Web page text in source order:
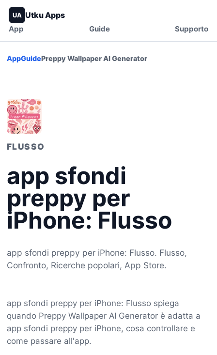
UA Utku Apps
App Guide Supporto
AppGuidePreppy Wallpaper AI Generator
FLUSSO
app sfondi
preppy per
iPhone: Flusso
app sfondi preppy per iPhone: Flusso. Flusso,
Confronto, Ricerche popolari, App Store.
app sfondi preppy per iPhone: Flusso spiega
quando Preppy Wallpaper AI Generator è adatta a
app sfondi preppy per iPhone, cosa controllare e
come passare all'app.